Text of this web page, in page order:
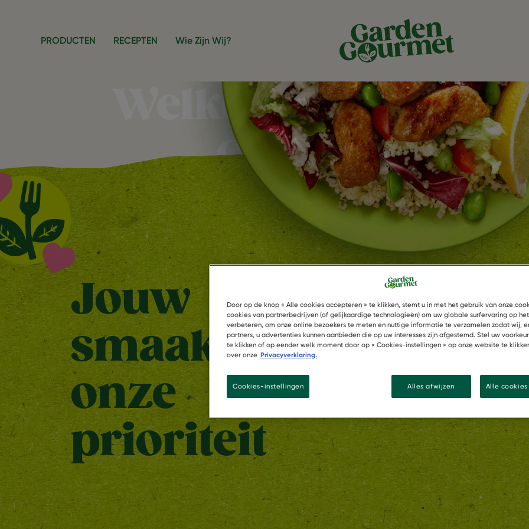
PRODUCTEN RECEPTEN Wie Zijn Wij?
Welkom op de
Garden
Jouw
smaak is
onze
prioriteit
Klaar
juiste
dat
en
binnen
Door op de knop « Alle cookies accepteren » te klikken, stemt u in met het gebruik van onze
cookies van partnerbedrijven (of gelijkaardige technologieën) om uw globale surfervaring op
verbeteren, om onze online bezoekers te meten en nuttige informatie te verzamelen zodat wij,
partners, u advertenties kunnen aanbieden die op uw interesses zijn afgestemd. Stel uw
te klikken of op eender welk moment door op « Cookies-instellingen » op onze website te
over onze Privacyverklaring.
Alles afwijzen Alle
Cookies-instellingen